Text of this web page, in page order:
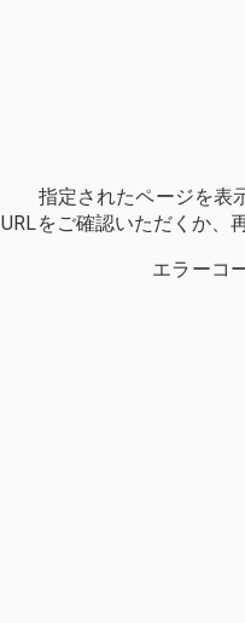
指定されたページを表
URLをご確認いただくか、
エラーコ